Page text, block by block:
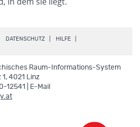
DATENSCHUTZ HILFE
Raum-Informations-System
1, 4021 Linz
12541 | E-Mail